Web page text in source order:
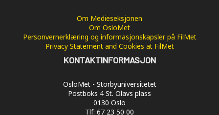
Om Medieseksjonen
Om OsloMet
Personvernerklæring og informasjonskapsler på FilMet
Privacy Statement and Cookies at FilMet
KONTAKTINFORMASJON
OsloMet - Storbyuniversitetet
Postboks 4 St. Olavs plass
0130 Oslo
Tlf: 67 23 50 00